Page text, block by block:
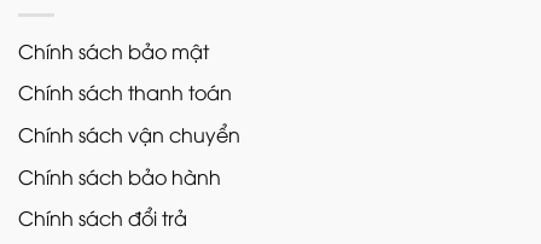
Chính sách bảo mật
Chính sách thanh toán
Chính sách vận chuyển
Chính sách bảo hành
Chính sách đổi trả